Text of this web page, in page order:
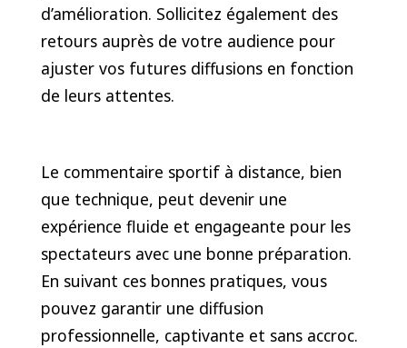
d’amélioration. Sollicitez également des
retours auprès de votre audience pour
ajuster vos futures diffusions en fonction
de leurs attentes.
Le commentaire sportif à distance, bien
que technique, peut devenir une
expérience fluide et engageante pour les
spectateurs avec une bonne préparation.
En suivant ces bonnes pratiques, vous
pouvez garantir une diffusion
professionnelle, captivante et sans accroc.